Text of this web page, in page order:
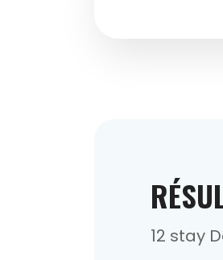
12 stay